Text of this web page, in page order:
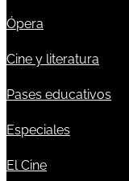
Ópera
Cine y literatura
Pases educativos
Especiales
El Cine